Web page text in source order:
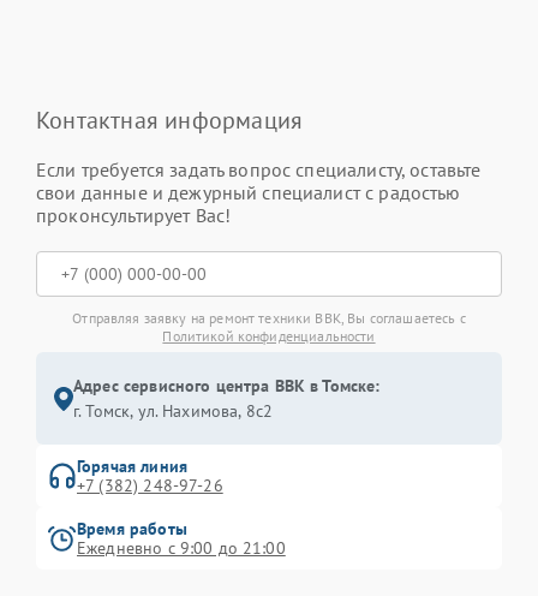
Контактная информация
Если требуется задать вопрос специалисту, оставьте
свои данные и дежурный специалист с радостью
проконсультирует Вас!
Отправляя заявку на ремонт техники BBK, Вы соглашаетесь с
Политикой конфиденциальности
Адрес сервисного центра BBK в Томске:
г. Томск, ул. Нахимова, 8с2
Горячая линия
+7 (382) 248-97-26
Время работы
Ежедневно с 9:00 до 21:00